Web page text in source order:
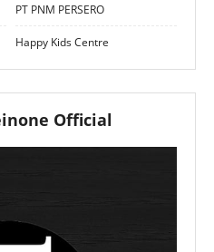
PT PNM PERSERO
Happy Kids Centre
Official